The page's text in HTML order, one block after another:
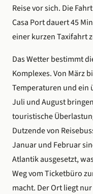
Reise vor sich. Die
Casa Port dauert 45
einer kurzen Taxifahrt
Das Wetter bestimmt
Komplexes. Von März
Temperaturen und ein
Juli und August
touristische
Dutzende von
Januar und Februar
Atlantik ausgesetzt,
Weg vom Ticketbüro
macht. Der Ort liegt